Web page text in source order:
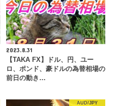
2023.8.31
【TAKA FX】ドル、円、ユー
ロ、ポンド、豪ドルの為替相場の
前日の動き…
AUD/JPY